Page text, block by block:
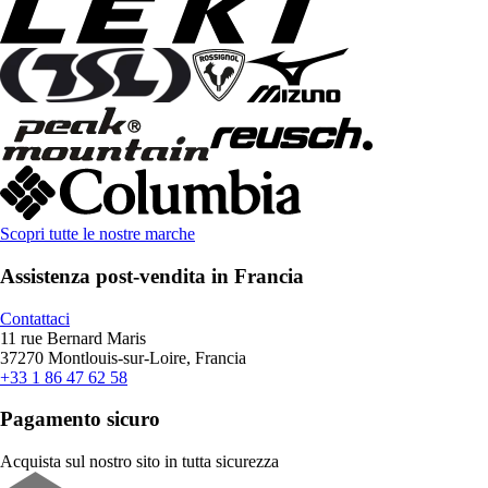
Scopri tutte le nostre marche
Assistenza post-vendita in Francia
Contattaci
11 rue Bernard Maris
37270 Montlouis-sur-Loire, Francia
+33 1 86 47 62 58
Pagamento sicuro
Acquista sul nostro sito in tutta sicurezza